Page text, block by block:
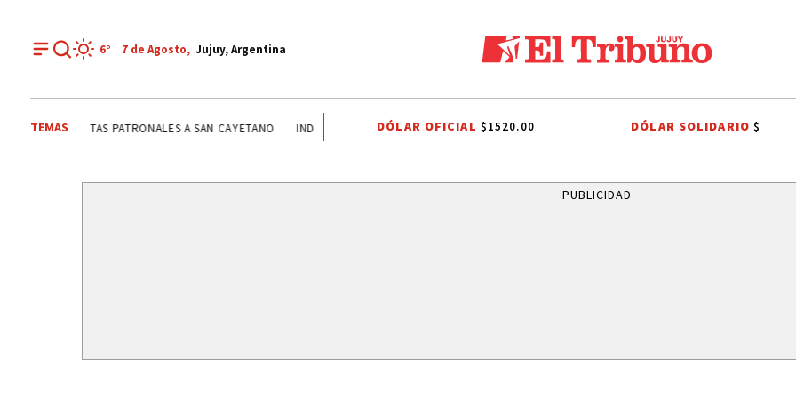
6° 7 de Agosto, Jujuy, Argentina
TEMAS ONDA ESTUDIANTIL SINIESTRO VIAL FIESTAS PATRONALES A SAN CAYETANO INDEPENDENCIA DE BOLIVIA ITS SISTEMA
DÓLAR OFICIAL $1520.00 DÓLAR SOLIDARIO$
PUBLICIDAD